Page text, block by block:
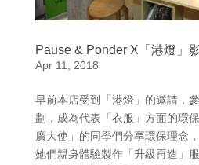
Pause & Ponder X「港燈」
Apr 11, 2018
早前本店受到「港燈」的邀請，
劃，成為代表「衣服」方面的環
廣大使」的同學們分享環保理念
她們親身體驗製作「升級再造」